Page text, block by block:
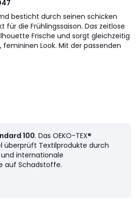
besticht durch seinen schicken
für die Frühlingssaison. Das zeitlose
Frische und sorgt gleichzeitig
Look. Mit der passenden
30°C im Schonwaschgang
Temperatur / Nicht bleichen
100. Das OEKO-TEX®
überprüft Textilprodukte durch
internationale
auf Schadstoffe.